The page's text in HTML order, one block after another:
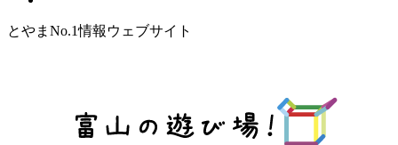
とやまNo.1情報ウェブサイト